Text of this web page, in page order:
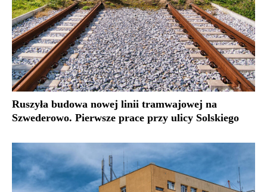
Ruszyła budowa nowej linii tramwajowej na
Szwederowo. Pierwsze prace przy ulicy Solskiego